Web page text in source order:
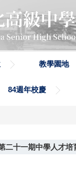
教學園地
84週年校慶
二十一期中學人才培